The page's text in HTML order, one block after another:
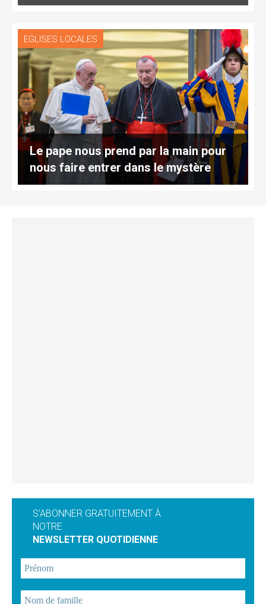
EGLISES LOCALES
Le pape nous prend par la main pour
nous faire entrer dans le mystère
S'ABONNER GRATUITEMENT À
NOTRE
NEWSLETTER QUOTIDIENNE